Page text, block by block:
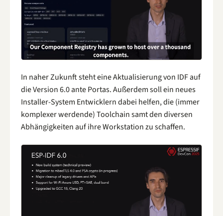
In naher Zukunft steht eine Aktualisierung von IDF auf
die Version 6.0 ante Portas. Außerdem soll ein neues
Installer-System Entwicklern dabei helfen, die (immer
komplexer werdende) Toolchain samt den diversen
Abhängigkeiten auf ihre Workstation zu schaffen.